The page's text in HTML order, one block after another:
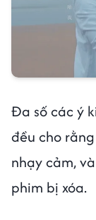
Đa số các ý
đều cho
nhạy cảm,
phim bị xóa.